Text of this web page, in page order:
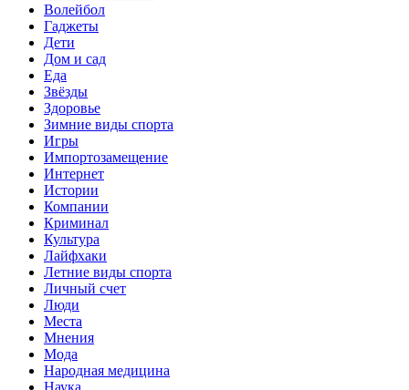
Волейбол
Гаджеты
Дети
Дом и сад
Еда
Звёзды
Здоровье
Зимние виды спорта
Игры
Импортозамещение
Интернет
Истории
Компании
Криминал
Культура
Лайфхаки
Летние виды спорта
Личный счет
Люди
Места
Мнения
Мода
Народная медицина
Наука